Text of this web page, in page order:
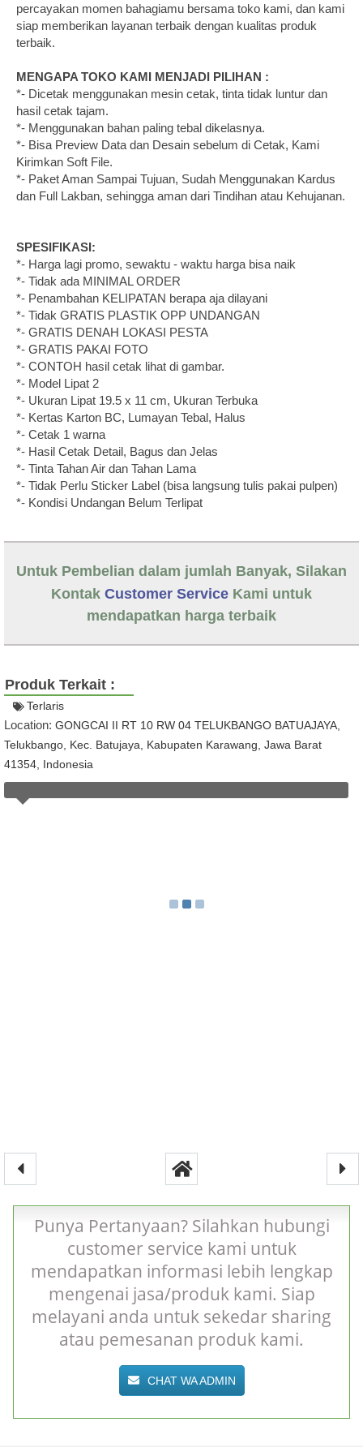
percayakan momen bahagiamu bersama toko kami, dan kami
siap memberikan layanan terbaik dengan kualitas produk
terbaik.
MENGAPA TOKO KAMI MENJADI PILIHAN :
*- Dicetak menggunakan mesin cetak, tinta tidak luntur dan
hasil cetak tajam.
*- Menggunakan bahan paling tebal dikelasnya.
*- Bisa Preview Data dan Desain sebelum di Cetak, Kami
Kirimkan Soft File.
*- Paket Aman Sampai Tujuan, Sudah Menggunakan Kardus
dan Full Lakban, sehingga aman dari Tindihan atau Kehujanan.
SPESIFIKASI:
*- Harga lagi promo, sewaktu - waktu harga bisa naik
*- Tidak ada MINIMAL ORDER
*- Penambahan KELIPATAN berapa aja dilayani
*- Tidak GRATIS PLASTIK OPP UNDANGAN
*- GRATIS DENAH LOKASI PESTA
*- GRATIS PAKAI FOTO
*- CONTOH hasil cetak lihat di gambar.
*- Model Lipat 2
*- Ukuran Lipat 19.5 x 11 cm, Ukuran Terbuka
*- Kertas Karton BC, Lumayan Tebal, Halus
*- Cetak 1 warna
*- Hasil Cetak Detail, Bagus dan Jelas
*- Tinta Tahan Air dan Tahan Lama
*- Tidak Perlu Sticker Label (bisa langsung tulis pakai pulpen)
*- Kondisi Undangan Belum Terlipat
Untuk Pembelian dalam jumlah Banyak, Silakan
Kontak Customer Service Kami untuk
mendapatkan harga terbaik
Produk Terkait :
Terlaris
Location: GONGCAI II RT 10 RW 04 TELUKBANGO BATUAJAYA,
Telukbango, Kec. Batujaya, Kabupaten Karawang, Jawa Barat
41354, Indonesia
Punya Pertanyaan? Silahkan hubungi
customer service kami untuk
mendapatkan informasi lebih lengkap
mengenai jasa/produk kami. Siap
melayani anda untuk sekedar sharing
atau pemesanan produk kami.
CHAT WA ADMIN